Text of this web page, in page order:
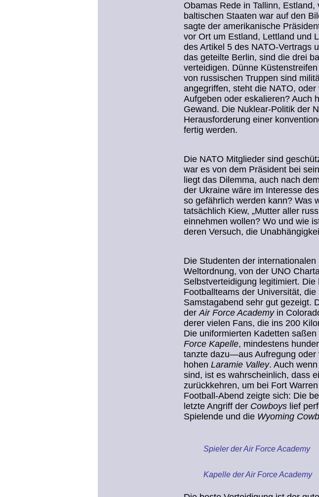
Obamas Rede in Tallinn,
baltischen Staaten war auf den
sagte der amerikanische
vor Ort um Estland, Lettland und
des Artikel 5 des NATO-Vertrags
das geteilte Berlin, sind die drei
verteidigen. Dünne
von russischen Truppen sind
angegriffen, steht die NATO,
Aufgeben oder eskalieren? Auch
Gewand. Die Nuklear-Politik der
Herausforderung einer
fertig werden.
Die NATO Mitglieder sind
war es von dem Präsident bei
liegt das Dilemma, auch nach
der Ukraine wäre im Interesse
so gefährlich werden kann? Was
tatsächlich Kiew, „Mutter aller
einnehmen wollen? Wo und wie
deren Versuch, die
Die Studenten der
Weltordnung, von der UNO
Selbstverteidigung legitimiert.
Footballteams der Universität, die
Samstagabend sehr gut gezeigt.
derAir Force Academyin
derer vielen Fans, die ins 200
Die uniformierten Kadetten
Force Kapelle, mindestens
tanzte dazu—aus Aufregung oder
hohen Laramie Valley. Auch
sind, ist es wahrscheinlich, dass
zurückkehren, um bei Fort
Football-Abend zeigte sich: Die
letzte Angriff der Cowboys lief
Spielende und die Wyoming
Spieler der Air Force Academy
Kapelle der Air Force Academy